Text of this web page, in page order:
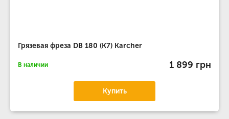
Грязевая фреза DB 180 (К7) Karcher
В наличии 1 899 грн
Купить